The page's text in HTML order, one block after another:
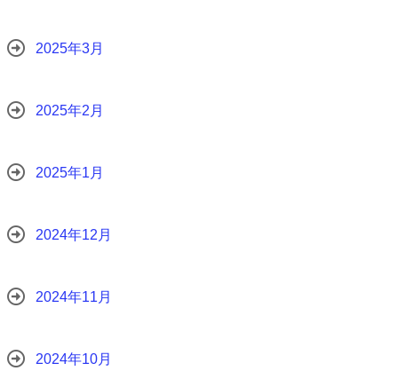
2025年3月
2025年2月
2025年1月
2024年12月
2024年11月
2024年10月